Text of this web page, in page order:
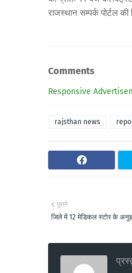
राजस्थान सम्पर्क पोर्टल
Comments
Responsive
rajsthan news
पुराने
जिले में 12 मेडिकल स्टोर के